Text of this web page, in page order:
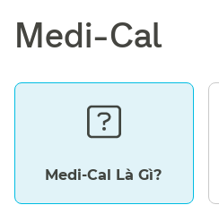
Medi-Cal​​
Medi-Cal Là Gì?​​